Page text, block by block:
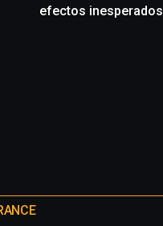
efectos inesperados